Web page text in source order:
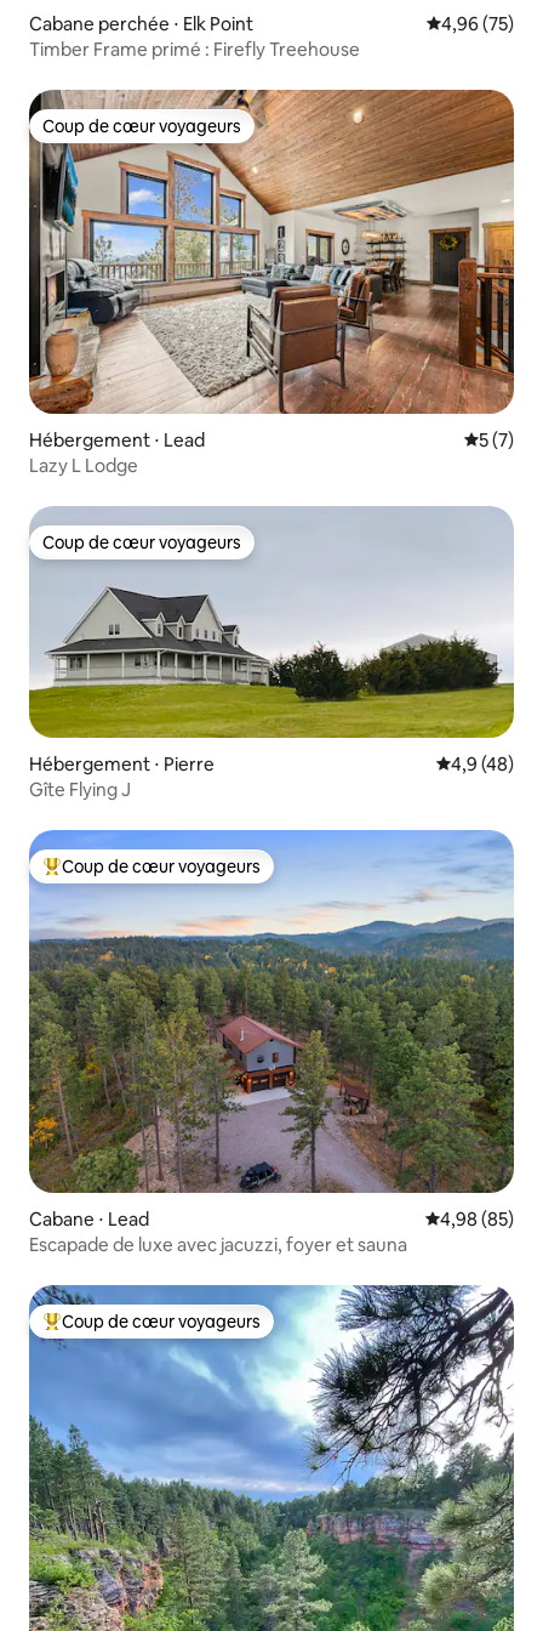
Cabane perchée ⋅ Elk Point Évaluation
4,96 (75)
Timber Frame primé : Firefly Treehouse
Coup de cœur voyageurs
Coup de cœur voyageurs
Hébergement ⋅ Lead
5 (7)
Lazy L Lodge
Coup de cœur voyageurs
Coup de cœur voyageurs
Hébergement ⋅ Pierre Évaluation
4,9 (48)
Gîte Flying J
Coups de cœur voyageurs les plus appréciés
Coup de cœur voyageurs
Cabane ⋅ Lead Évaluation
4,98 (85)
Escapade de luxe avec jacuzzi, foyer et sauna
Coups de cœur voyageurs les plus appréciés
Coup de cœur voyageurs